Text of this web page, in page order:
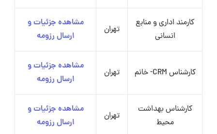
کارمند اداری و منابع
انسانی
تهران
مشاهده جزئیات و
ارسال رزومه
کارشناس CRM- خانم تهران
مشاهده جزئیات و
ارسال رزومه
کارشناس بهداشت
محیط
تهران
مشاهده جزئیات و
ارسال رزومه